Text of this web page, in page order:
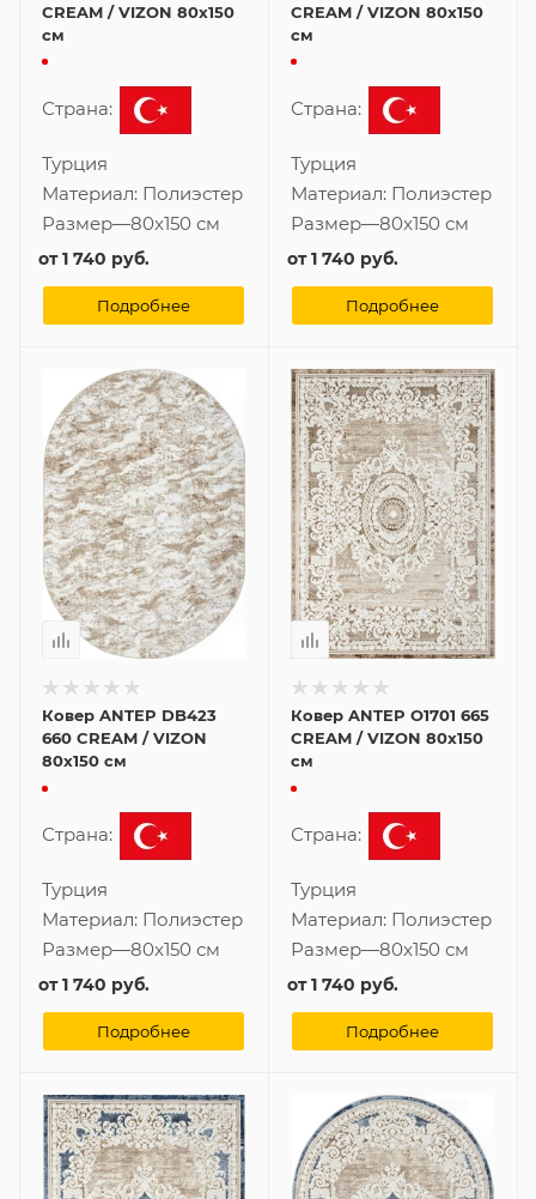
CREAM / VIZON 80x150
см
Страна:
Турция
Материал: Полиэстер
Размер—80x150 см
от1 740 руб.
Подробнее
CREAM / VIZON 80x150
см
Страна:
Турция
Материал: Полиэстер
Размер—80x150 см
от1 740 руб.
Подробнее
Ковер ANTEP DB423
660 CREAM / VIZON
80x150 см
Страна:
Турция
Материал: Полиэстер
Размер—80x150 см
от1 740 руб.
Подробнее
Ковер ANTEP O1701 665
CREAM / VIZON 80x150
см
Страна:
Турция
Материал: Полиэстер
Размер—80x150 см
от1 740 руб.
Подробнее